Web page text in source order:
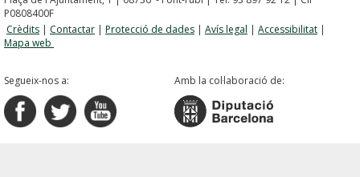
P0808400F
Crèdits | Contactar | Protecció de dades | Avís legal | Accessibilitat |
Mapa web
Segueix-nos a: Amb la col·laboració de: